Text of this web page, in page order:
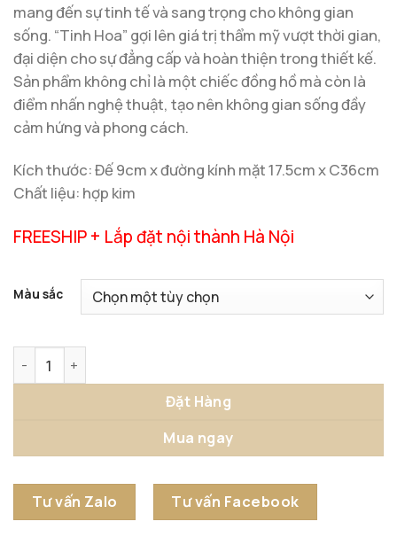
mang đến sự tinh tế và sang trọng cho không gian
sống. “Tinh Hoa” gợi lên giá trị thẩm mỹ vượt thời gian,
đại diện cho sự đẳng cấp và hoàn thiện trong thiết kế.
Sản phẩm không chỉ là một chiếc đồng hồ mà còn là
điểm nhấn nghệ thuật, tạo nên không gian sống đầy
cảm hứng và phong cách.
Kích thước: Đế 9cm x đường kính mặt 17.5cm x C36cm
Chất liệu: hợp kim
FREESHIP + Lắp đặt nội thành Hà Nội
Màu sắc
Đồng Hồ Chim Xuân Cành số lượng
Đặt Hàng
Mua ngay
Tư vấn Zalo Tư vấn Facebook